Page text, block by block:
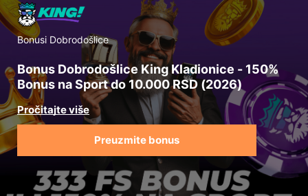
Bonusi Dobrodošlice
Bonus Dobrodošlice King Kladionice - 150%
Bonus na Sport do 10.000 RSD (2026)
Preuzmite bonus